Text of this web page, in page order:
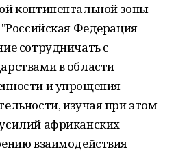
континентальной зоны
Федерация
сотрудничать с
в области
и упрощения
изучая при этом
африканских
взаимодействия